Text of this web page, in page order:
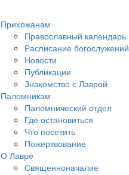
Прихожанам
Православный календарь
Расписание богослужений
Новости
Публикации
Знакомство с Лаврой
Паломникам
Паломнический отдел
Где остановиться
Что посетить
Пожертвование
О Лавре
Священноначалие